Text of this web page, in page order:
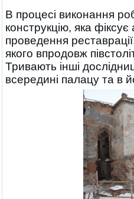
В процесі виконання
конструкцію, яка
проведення
якого впродовж
Тривають інші
всередині палацу та в